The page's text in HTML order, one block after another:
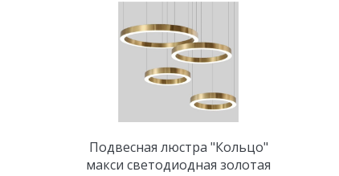
Подвесная люстра "Кольцо"
макси светодиодная золотая